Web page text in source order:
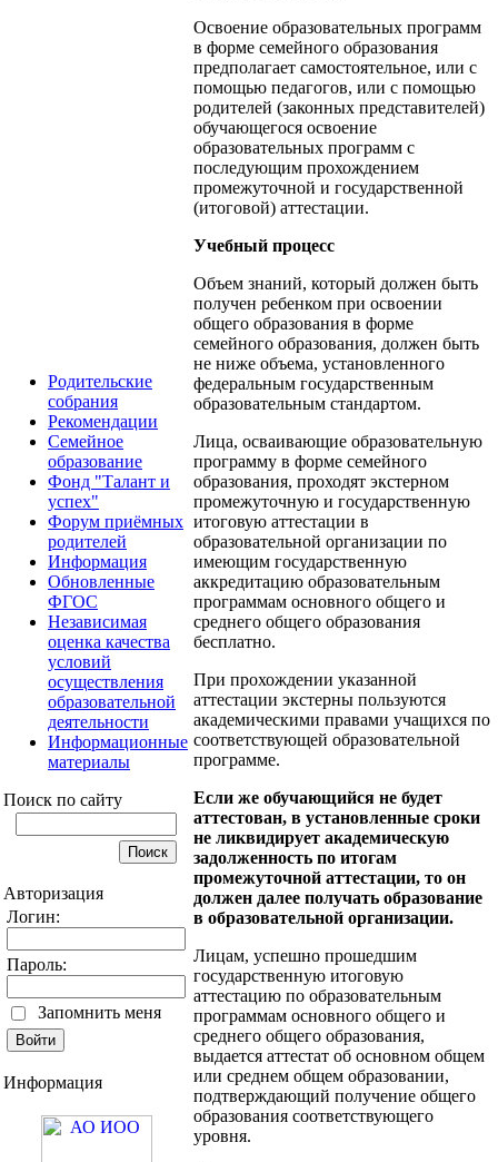
Родительские
собрания
Рекомендации
Семейное
образование
Фонд "Талант и
успех"
Форум приёмных
родителей
Информация
Обновленные
ФГОС
Независимая
оценка качества
условий
осуществления
образовательной
деятельности
Информационные
материалы
Поиск по сайту
Авторизация
Логин:
Пароль:
Запомнить меня
Информация
Освоение образовательных программ
в форме семейного образования
предполагает самостоятельное, или с
помощью педагогов, или с помощью
родителей (законных представителей)
обучающегося освоение
образовательных программ с
последующим прохождением
промежуточной и государственной
(итоговой) аттестации.
Учебный процесс
Объем знаний, который должен быть
получен ребенком при освоении
общего образования в форме
семейного образования, должен быть
не ниже объема, установленного
федеральным государственным
образовательным стандартом.
Лица, осваивающие образовательную
программу в форме семейного
образования, проходят экстерном
промежуточную и государственную
итоговую аттестации в
образовательной организации по
имеющим государственную
аккредитацию образовательным
программам основного общего и
среднего общего образования
бесплатно.
При прохождении указанной
аттестации экстерны пользуются
академическими правами учащихся по
соответствующей образовательной
программе.
Если же обучающийся не будет
аттестован, в установленные сроки
не ликвидирует академическую
задолженность по итогам
промежуточной аттестации, то он
должен далее получать образование
в образовательной организации.
Лицам, успешно прошедшим
государственную итоговую
аттестацию по образовательным
программам основного общего и
среднего общего образования,
выдается аттестат об основном общем
или среднем общем образовании,
подтверждающий получение общего
образования соответствующего
уровня.